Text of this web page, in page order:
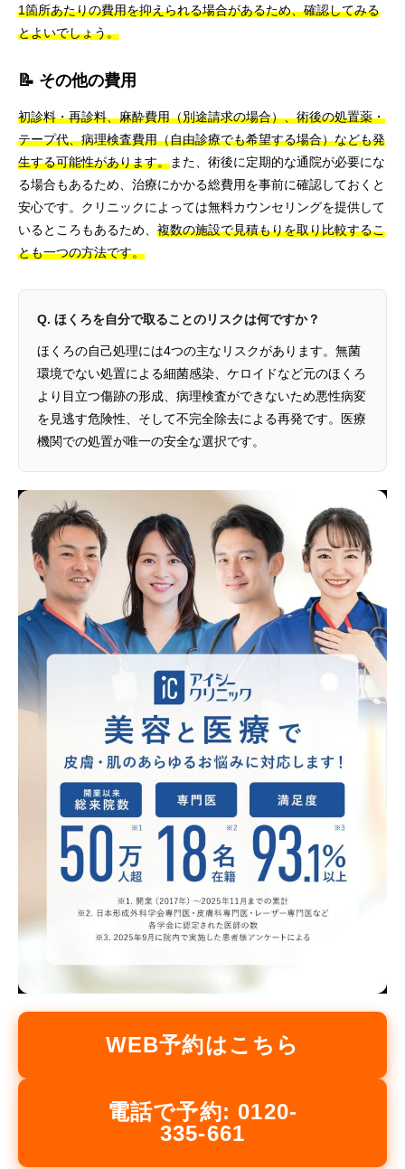
1箇所あたりの費用を抑えられる場合があるため、確認してみる
とよいでしょう。
📝 その他の費用
初診料・再診料、麻酔費用（別途請求の場合）、術後の処置薬・
テープ代、病理検査費用（自由診療でも希望する場合）なども発
生する可能性があります。また、術後に定期的な通院が必要にな
る場合もあるため、治療にかかる総費用を事前に確認しておくと
安心です。クリニックによっては無料カウンセリングを提供して
いるところもあるため、 複数の施設で見積もりを取り比較するこ
とも一つの方法です。
Q. ほくろを自分で取ることのリスクは何ですか？
ほくろの自己処理には4つの主なリスクがあります。無菌
環境でない処置による細菌感染、ケロイドなど元のほくろ
より目立つ傷跡の形成、病理検査ができないため悪性病変
を見逃す危険性、そして不完全除去による再発です。医療
機関での処置が唯一の安全な選択です。
WEB予約はこちら
電話で予約: 0120-
335-661